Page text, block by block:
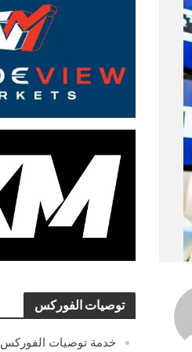
توصيات الفوركس
خدمة توصيات الفوركس